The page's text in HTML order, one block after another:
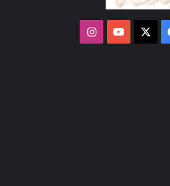
فيسبوك ‫YouTubeانستقرام